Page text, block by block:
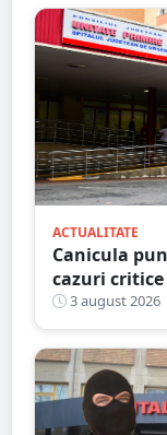
ACTUALITATE
Canicula
cazuri
3 august 2026